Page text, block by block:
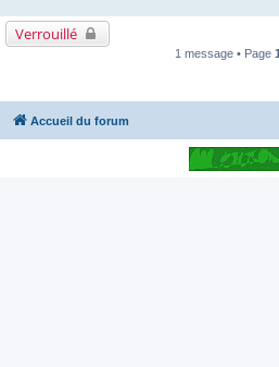
Verrouillé
1 message • Page 1
Accueil du forum